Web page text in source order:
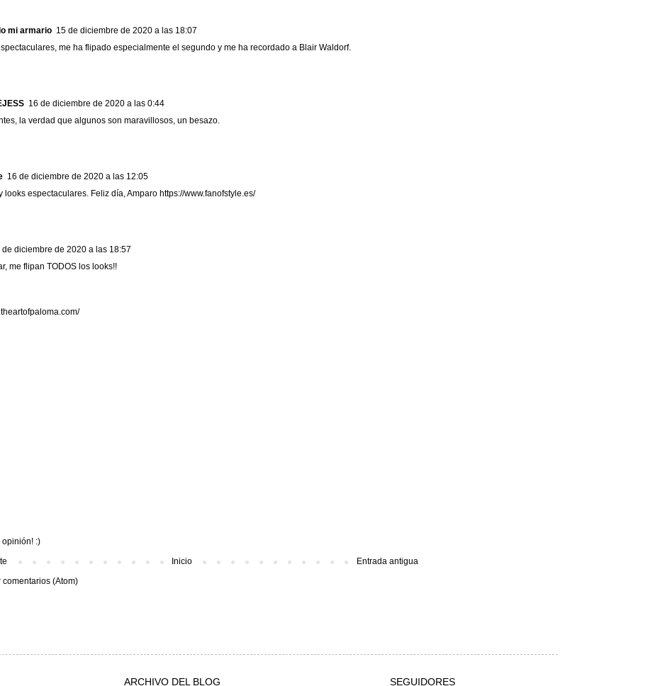
mi armario 15 de diciembre de 2020 a las 18:07
me ha flipado especialmente el segundo y me ha recordado a Blair Waldorf.
16 de diciembre de 2020 a las 0:44
la verdad que algunos son maravillosos, un besazo.
16 de diciembre de 2020 a las 12:05
looks espectaculares. Feliz día, Amparo https://www.fanofstyle.es/
de diciembre de 2020 a las 18:57
me flipan TODOS los looks!!
opinión! :)
Entrada antigua
Inicio
comentarios (Atom)
ARCHIVO DEL BLOG SEGUIDORES